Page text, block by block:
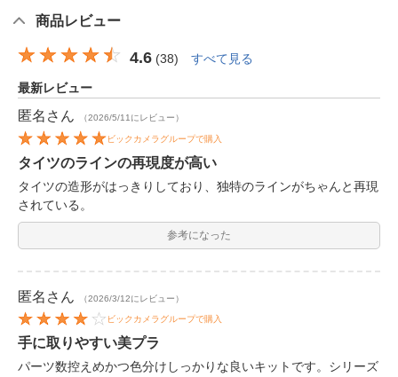
商品レビュー
4.6 (38) すべて見る
最新レビュー
匿名 さん （2026/5/11にレビュー）
ビックカメラグループで購入
タイツのラインの再現度が高い
タイツの造形がはっきりしており、独特のラインがちゃんと再現
されている。
参考になった
匿名 さん （2026/3/12にレビュー）
ビックカメラグループで購入
手に取りやすい美プラ
パーツ数控えめかつ色分けしっかりな良いキットです。シリーズ